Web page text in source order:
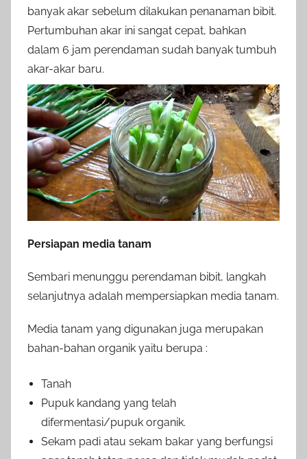
banyak akar sebelum dilakukan penanaman bibit.
Pertumbuhan akar ini sangat cepat, bahkan
dalam 6 jam perendaman sudah banyak tumbuh
akar-akar baru.
Persiapan media tanam
Sembari menunggu perendaman bibit, langkah
selanjutnya adalah mempersiapkan media tanam.
Media tanam yang digunakan juga merupakan
bahan-bahan organik yaitu berupa :
Tanah
Pupuk kandang yang telah
difermentasi/pupuk organik.
Sekam padi atau sekam bakar yang berfungsi